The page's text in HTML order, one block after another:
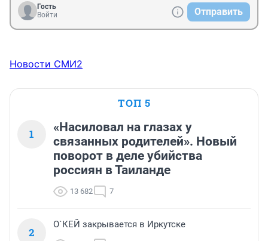
Гость
Войти
Отправить
Новости СМИ2
ТОП 5
1
«Насиловал на глазах у
связанных родителей». Новый
поворот в деле убийства
россиян в Таиланде
13 682 7
2
О`КЕЙ закрывается в Иркутске